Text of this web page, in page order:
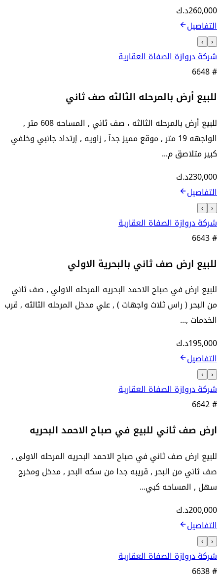
260,000د.ك
التفاصيل
‹
›
شركة دروازة الصفاة العقارية
6648#
للبيع أرض بالمرحله الثالثه صف ثاني
للبيع أرض بالمرحله الثالثه ، صف ثاني , المساحه 608 متر ,
الواجهه 19 متر , موقع مميز جدآ , زاويه , إرتداد جانبي وخلفي
كبير متلاصق م...
230,000د.ك
التفاصيل
‹
›
شركة دروازة الصفاة العقارية
6643#
للبيع ارض صف ثاني بالبحرية الاولي
للبيع ارض في صباح الاحمد البحريه المرحله الاولي , صف ثاني
من البحر ( راس ثلاث واجهات ) , علي مدخل المرحله الثالثه , قرب
الخدمات ,...
195,000د.ك
التفاصيل
‹
›
شركة دروازة الصفاة العقارية
6642#
ارض صف ثاني للبيع في صباح الاحمد البحريه
للبيع ارض صف ثاني في صباح الاحمد البحريه المرحله الاولى ,
صف ثاني من البحر , قريبه جدا من سكه البحر , مدخل ومخرج
سهل , المساحه كبي...
200,000د.ك
التفاصيل
‹
›
شركة دروازة الصفاة العقارية
6638#